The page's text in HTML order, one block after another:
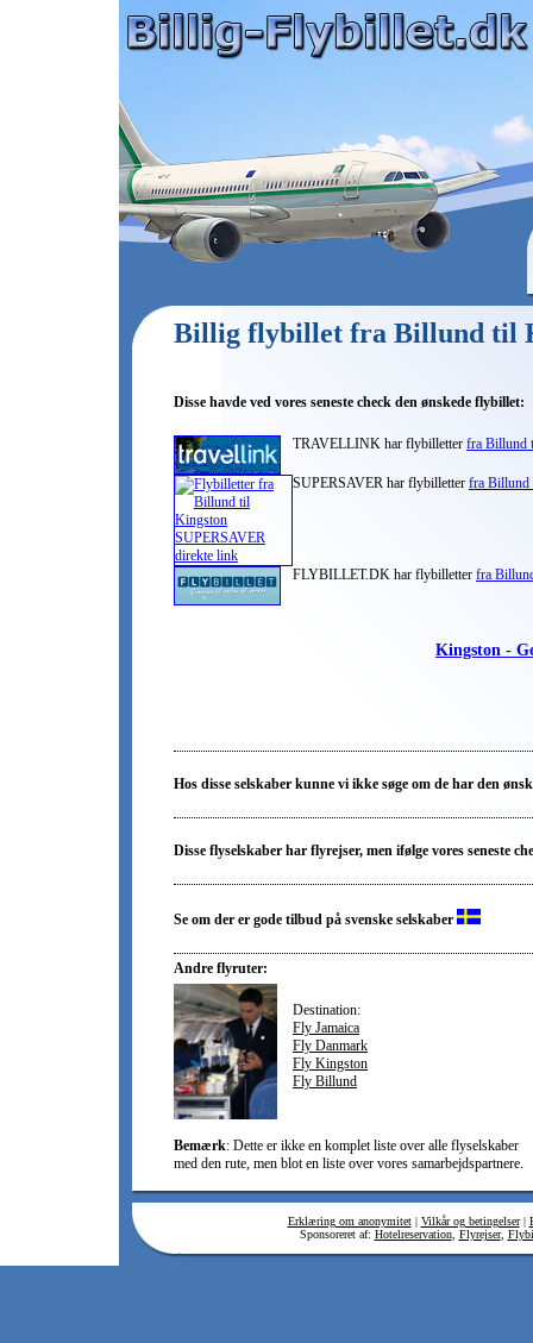
Billig flybillet fra Billund til
Disse havde ved vores seneste check den ønskede flybillet:
TRAVELLINK har flybilletter fra Billund
SUPERSAVER har flybilletter fra Billund
FLYBILLET.DK har flybilletter fra
Kingston -
Hos disse selskaber kunne vi ikke søge om de har den
Disse flyselskaber har flyrejser, men ifølge vores seneste
Se om der er gode tilbud på svenske selskaber
Andre flyruter:
Destination:
Fly Jamaica
Fly Danmark
Fly Kingston
Fly Billund
Bemærk: Dette er ikke en komplet liste over alle flyselskaber
med den rute, men blot en liste over vores samarbejdspartnere.
Erklæring om anonymitet| Vilkår og betingelser|
Sponsoreret af: Hotelreservation, Flyrejser,